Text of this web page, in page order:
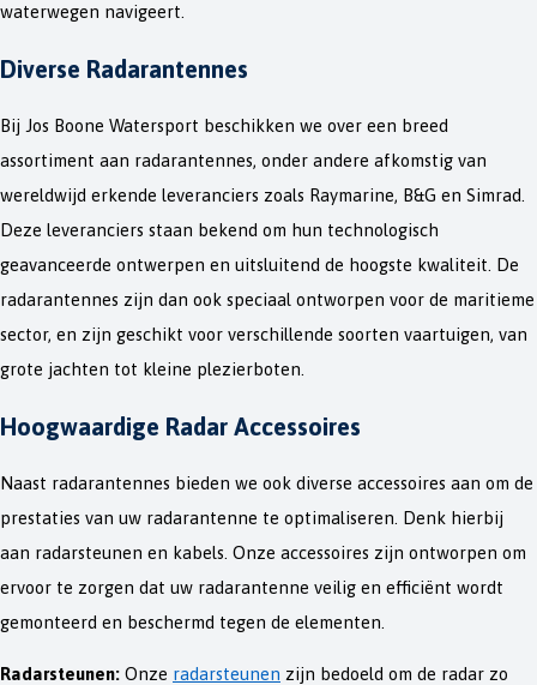
waterwegen navigeert.
Diverse Radarantennes
Bij Jos Boone Watersport beschikken we over een breed
assortiment aan radarantennes, onder andere afkomstig van
wereldwijd erkende leveranciers zoals Raymarine, B&G en Simrad.
Deze leveranciers staan bekend om hun technologisch
geavanceerde ontwerpen en uitsluitend de hoogste kwaliteit. De
radarantennes zijn dan ook speciaal ontworpen voor de maritieme
sector, en zijn geschikt voor verschillende soorten vaartuigen, van
grote jachten tot kleine plezierboten.
Hoogwaardige Radar Accessoires
Naast radarantennes bieden we ook diverse accessoires aan om de
prestaties van uw radarantenne te optimaliseren. Denk hierbij
aan radarsteunen en kabels. Onze accessoires zijn ontworpen om
ervoor te zorgen dat uw radarantenne veilig en efficiënt wordt
gemonteerd en beschermd tegen de elementen.
Radarsteunen: Onze radarsteunen zijn bedoeld om de radar zo